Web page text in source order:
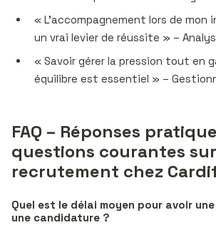
« L’accompagnement lors de
un vrai levier de réussite » –
« Savoir gérer la pression tout en
équilibre est essentiel » –
FAQ – Réponses
questions courantes
recrutement chez
Quel est le délai moyen pour avoir
une candidature ?